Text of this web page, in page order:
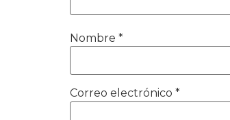
Nombre *
Correo electrónico *